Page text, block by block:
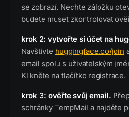
se zobrazí. Nechte záložku
budete muset zkontrolovat
krok 2: vytvořte si účet na
Navštivte huggingface.co/join
email spolu s uživatelským
Klikněte na tlačítko registrace.
krok 3: ověřte svůj email.
schránky TempMail a najděte